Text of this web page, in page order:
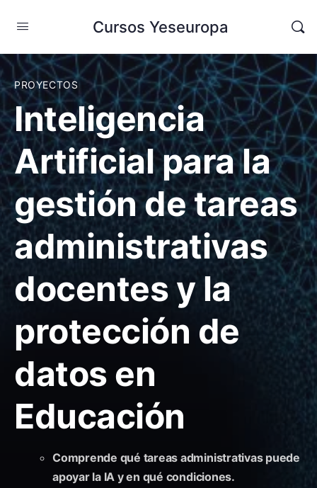
Cursos Yeseuropa
PROYECTOS
Inteligencia
Artificial para la
gestión de tareas
administrativas
docentes y la
protección de
datos en
Educación
Comprende qué tareas administrativas puede
apoyar la IA y en qué condiciones.